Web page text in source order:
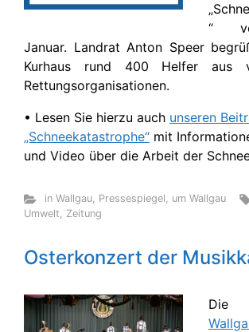
“
Januar. Landrat Anton Speer
Kurhaus rund 400 Helfer aus
Rettungsorganisationen.
• Lesen Sie hierzu auch unseren
„Schneekatastrophe“ mit
und Video über die Arbeit der
in Wallgau, Pressespiegel, um Wallgau
Umwelt, Zeitung
Osterkonzert der
Die